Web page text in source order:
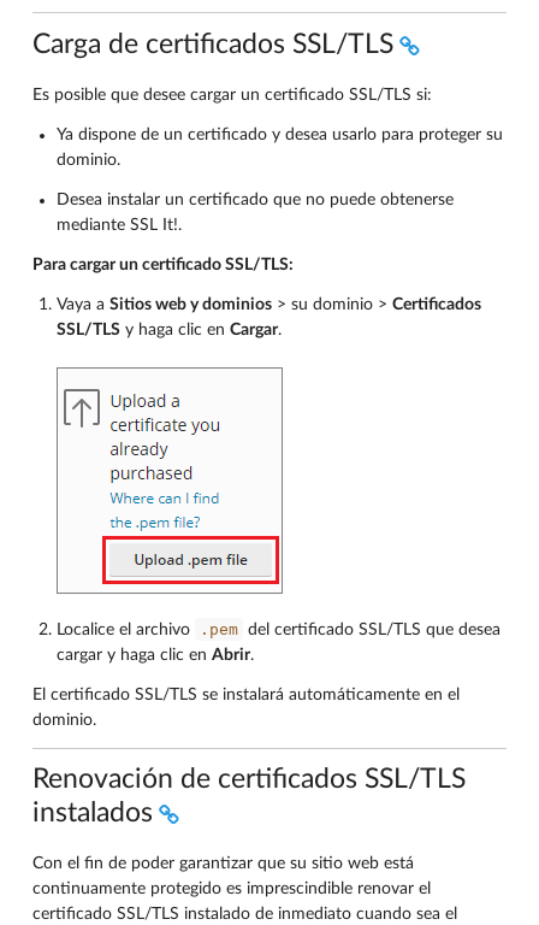
Carga de certificados SSL/TLS
Es posible que desee cargar un certificado SSL/TLS si:
Ya dispone de un certificado y desea usarlo para proteger su
dominio.
Desea instalar un certificado que no puede obtenerse
mediante SSL It!.
Para cargar un certificado SSL/TLS:
Vaya a Sitios web y dominios > su dominio > Certificados
SSL/TLS y haga clic en Cargar.
Localice el archivo .pem del certificado SSL/TLS que desea
cargar y haga clic en Abrir.
El certificado SSL/TLS se instalará automáticamente en el
dominio.
Renovación de certificados SSL/TLS
instalados
Con el fin de poder garantizar que su sitio web está
continuamente protegido es imprescindible renovar el
certificado SSL/TLS instalado de inmediato cuando sea el